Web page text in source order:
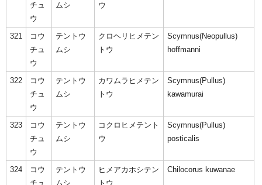
チュ
ウ
ムシ
ウ
321
コウ
チュ
ウ
テントウ
ムシ
クロヘリヒメテン
トウ
Scymnus(Neopullus)
hoffmanni
322
コウ
チュ
ウ
テントウ
ムシ
カワムラヒメテン
トウ
Scymnus(Pullus)
kawamurai
323
コウ
チュ
ウ
テントウ
ムシ
コクロヒメテント
ウ
Scymnus(Pullus)
posticalis
324
コウ
チュ
テントウ
ムシ
ヒメアカホシテン
トウ
Chilocorus kuwanae